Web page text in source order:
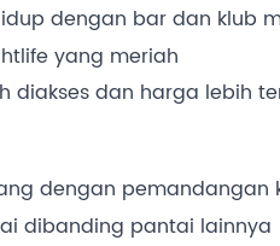
dengan bar dan klub
yang meriah
diakses dan harga lebih
dengan pemandangan
dibanding pantai lainnya